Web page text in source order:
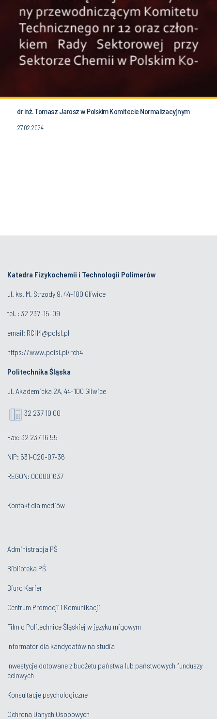
dr inż. Tomasz Jarosz w Polskim Komitecie Normalizacyjnym
27.02.2024
Katedra Fizykochemii i Technologii Polimerów
ul. ks. M. Strzody 9, 44-100 Gliwice
tel. : 32 237-15-09
email: RCH4@polsl.pl
https://www.polsl.pl/rch4
Politechnika Śląska
ul. Akademicka 2A, 44-100 Gliwice
32 237 10 00
Fax: 32 237 16 55
NIP: 631-020-07-36
REGON: 000001637
Kontakt dla mediów
Administracja PŚ
Biblioteka PŚ
Biuro Karier
Centrum Promocji i Komunikacji
Film o Politechnice Śląskiej w języku migowym
Informator dla kandydatów na studia
Inwestycje dotowane z budżetu państwa lub państwowych funduszy
celowych
Konsultacje psychologiczne
Ochrona Danych Osobowych